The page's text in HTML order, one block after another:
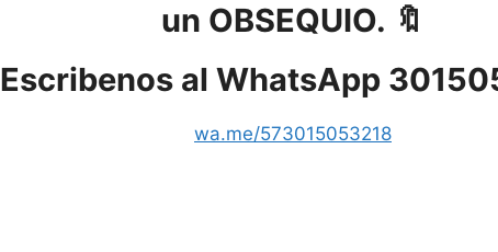
un OBSEQUIO. 🔖
Escribenos al WhatsApp
wa.me/573015053218